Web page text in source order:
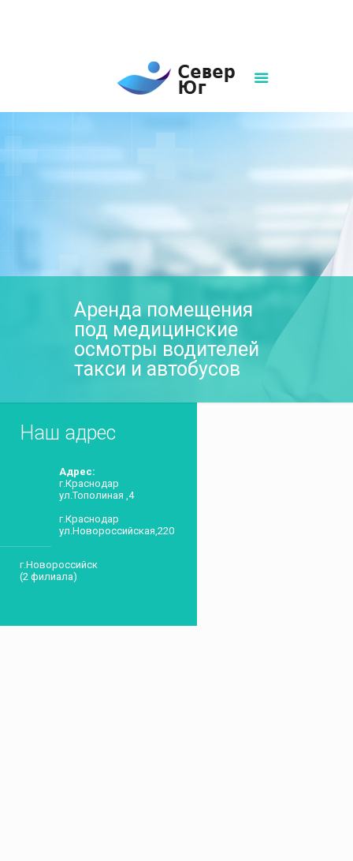
Аренда помещения
под медицинские
осмотры водителей
такси и автобусов
Наш адрес
Адрес:
г.Краснодар
ул.Тополиная ,4
г.Краснодар
ул.Новороссийская,220
г.Новороссийск
(2 филиала)